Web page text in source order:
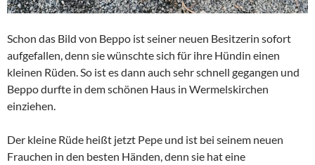
Schon das Bild von Beppo ist seiner neuen Besitzerin sofort
aufgefallen, denn sie wünschte sich für ihre Hündin einen
kleinen Rüden. So ist es dann auch sehr schnell gegangen und
Beppo durfte in dem schönen Haus in Wermelskirchen
einziehen.
Der kleine Rüde heißt jetzt Pepe und ist bei seinem neuen
Frauchen in den besten Händen, denn sie hat eine